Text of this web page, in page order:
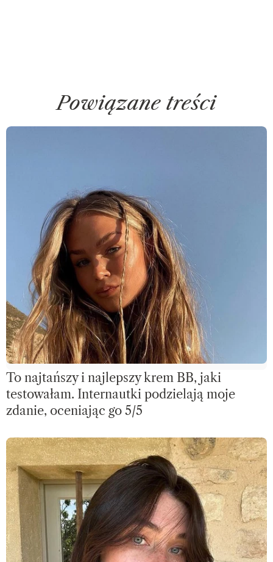
Powiązane treści
To najtańszy i najlepszy krem BB, jaki
testowałam. Internautki podzielają moje
zdanie, oceniając go 5/5